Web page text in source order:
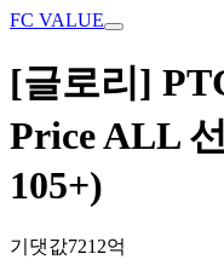
FC VALUE
[글로리]
Price ALL
105+)
기댓값7212억